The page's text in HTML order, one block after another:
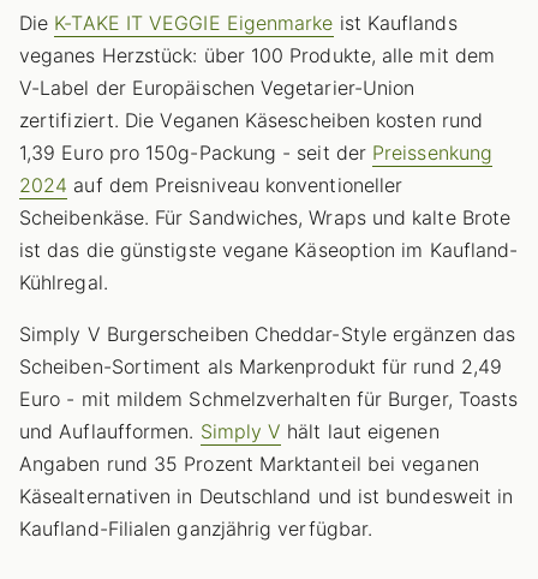
Die K-TAKE IT VEGGIE Eigenmarke ist Kauflands
veganes Herzstück: über 100 Produkte, alle mit dem
V-Label der Europäischen Vegetarier-Union
zertifiziert. Die Veganen Käsescheiben kosten rund
1,39 Euro pro 150g-Packung - seit der Preissenkung
2024 auf dem Preisniveau konventioneller
Scheibenkäse. Für Sandwiches, Wraps und kalte Brote
ist das die günstigste vegane Käseoption im Kaufland-
Kühlregal.
Simply V Burgerscheiben Cheddar-Style ergänzen das
Scheiben-Sortiment als Markenprodukt für rund 2,49
Euro - mit mildem Schmelzverhalten für Burger, Toasts
und Auflaufformen. Simply V hält laut eigenen
Angaben rund 35 Prozent Marktanteil bei veganen
Käsealternativen in Deutschland und ist bundesweit in
Kaufland-Filialen ganzjährig verfügbar.